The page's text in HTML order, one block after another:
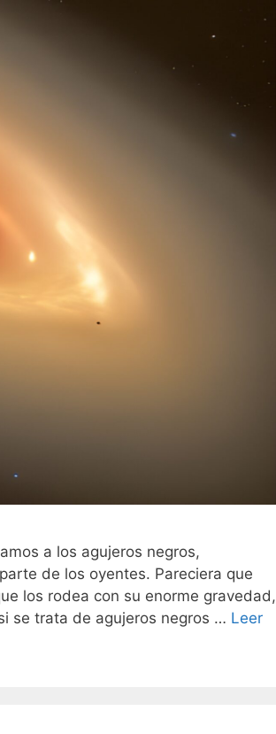
a los agujeros negros,
de los oyentes. Pareciera que
los rodea con su enorme gravedad,
se trata de agujeros negros … Leer